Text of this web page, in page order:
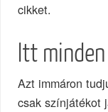
cikket.
Itt
Azt immáron
csak színjátékot